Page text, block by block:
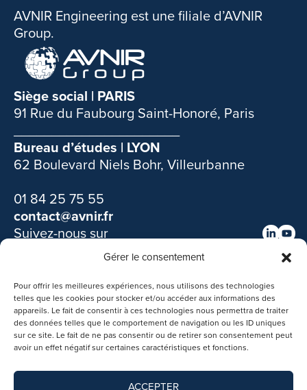
Gérer le consentement
Pour offrir les meilleures expériences, nous utilisons des technologies
telles que les cookies pour stocker et/ou accéder aux informations des
appareils. Le fait de consentir à ces technologies nous permettra de traiter
des données telles que le comportement de navigation ou les ID uniques
sur ce site. Le fait de ne pas consentir ou de retirer son consentement peut
avoir un effet négatif sur certaines caractéristiques et fonctions.
ACCEPTER
AVNIR Engineering est une filiale d’AVNIR
Group.​
Siège social | PARIS
91 Rue du Faubourg Saint-Honoré, Paris
______________________
Bureau d’études | LYON
62 Boulevard Niels Bohr, Villeurbanne
01 84 25 75 55
contact@avnir.fr
Suivez-nous sur
Découvrir nos autres filiales :